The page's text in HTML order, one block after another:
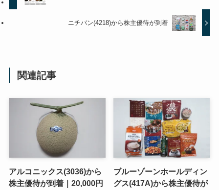
ニチバン(4218)から株主優待が到着
関連記事
アルコニックス(3036)から
株主優待が到着｜20,000円
ブルーゾーンホールディン
グス(417A)から株主優待が